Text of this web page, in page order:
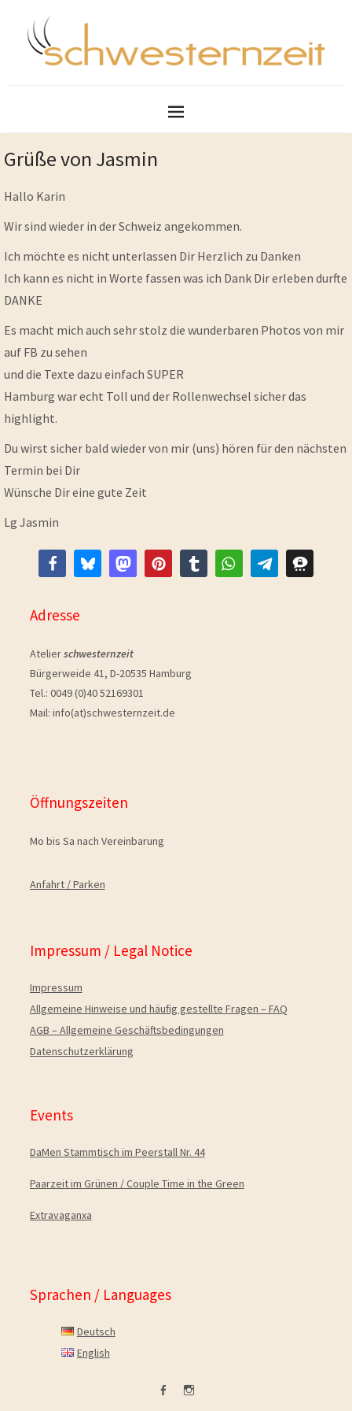
Grüße von Jasmin
Hallo Karin
Wir sind wieder in der Schweiz angekommen.
Ich möchte es nicht unterlassen Dir Herzlich zu Danken
Ich kann es nicht in Worte fassen was ich Dank Dir erleben durfte
DANKE
Es macht mich auch sehr stolz die wunderbaren Photos von mir
auf FB zu sehen
und die Texte dazu einfach SUPER
Hamburg war echt Toll und der Rollenwechsel sicher das
highlight.
Du wirst sicher bald wieder von mir (uns) hören für den nächsten
Termin bei Dir
Wünsche Dir eine gute Zeit
Lg Jasmin
Adresse
Atelierschwesternzeit
Bürgerweide 41, D-20535 Hamburg
Tel.: 0049 (0)40 52169301
Mail: info(at)schwesternzeit.de
Öffnungszeiten
Mo bis Sa nach Vereinbarung
Anfahrt / Parken
Impressum / Legal Notice
Impressum
Allgemeine Hinweise und häuﬁg gestellte Fragen – FAQ
AGB – Allgemeine Geschäftsbedingungen
Datenschutzerklärung
Events
DaMen Stammtisch im Peerstall Nr. 44
Paarzeit im Grünen / Couple Time in the Green
Extravaganxa
Sprachen / Languages
Deutsch
English